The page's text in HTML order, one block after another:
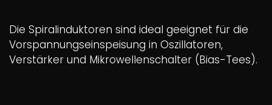
Die Spiralinduktoren sind ideal geeignet für die
Vorspannungseinspeisung in Oszillatoren,
Verstärker und Mikrowellenschalter (Bias-Tees).